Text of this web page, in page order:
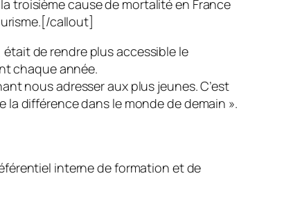
troisième cause de mortalité en France
callout]
de rendre plus accessible le
chaque année.
nous adresser aux plus jeunes. C’est
la différence dans le monde de demain ».
interne de formation et de